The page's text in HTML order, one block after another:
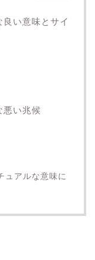
い意味とサイ
悪い兆候
ュアルな意味に